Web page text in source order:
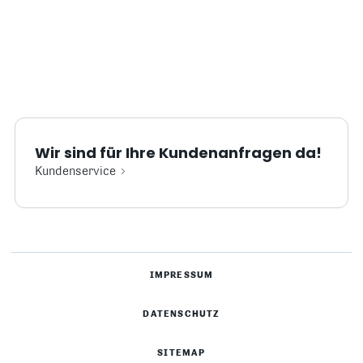
Wir sind für Ihre Kundenanfragen da!
Kundenservice
IMPRESSUM
DATENSCHUTZ
SITEMAP